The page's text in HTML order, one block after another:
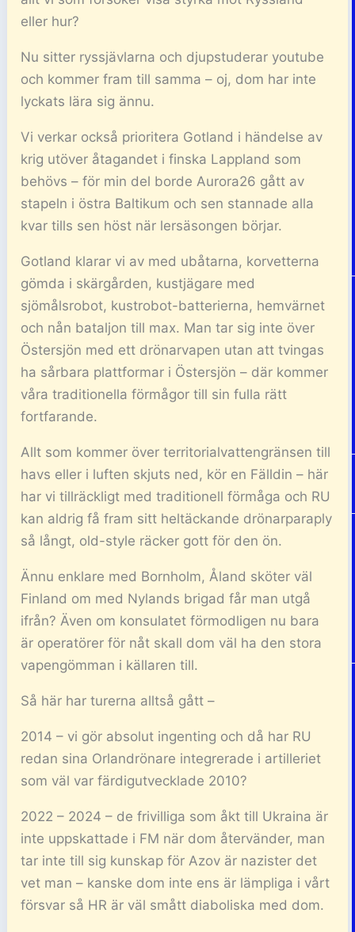
eller hur?
Nu sitter ryssjävlarna och djupstuderar youtube
och kommer fram till samma – oj, dom har inte
lyckats lära sig ännu.
Vi verkar också prioritera Gotland i händelse av
krig utöver åtagandet i finska Lappland som
behövs – för min del borde Aurora26 gått av
stapeln i östra Baltikum och sen stannade alla
kvar tills sen höst när lersäsongen börjar.
Gotland klarar vi av med ubåtarna, korvetterna
gömda i skärgården, kustjägare med
sjömålsrobot, kustrobot-batterierna, hemvärnet
och nån bataljon till max. Man tar sig inte över
Östersjön med ett drönarvapen utan att tvingas
ha sårbara plattformar i Östersjön – där kommer
våra traditionella förmågor till sin fulla rätt
fortfarande.
Allt som kommer över territorialvattengränsen till
havs eller i luften skjuts ned, kör en Fälldin – här
har vi tillräckligt med traditionell förmåga och RU
kan aldrig få fram sitt heltäckande drönarparaply
så långt, old-style räcker gott för den ön.
Ännu enklare med Bornholm, Åland sköter väl
Finland om med Nylands brigad får man utgå
ifrån? Även om konsulatet förmodligen nu bara
är operatörer för nåt skall dom väl ha den stora
vapengömman i källaren till.
Så här har turerna alltså gått –
2014 – vi gör absolut ingenting och då har RU
redan sina Orlandrönare integrerade i artilleriet
som väl var färdigutvecklade 2010?
2022 – 2024 – de frivilliga som åkt till Ukraina är
inte uppskattade i FM när dom återvänder, man
tar inte till sig kunskap för Azov är nazister det
vet man – kanske dom inte ens är lämpliga i vårt
försvar så HR är väl smått diaboliska med dom.